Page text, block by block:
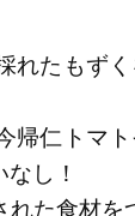
れたもず
帰仁トマ
し！
た食材